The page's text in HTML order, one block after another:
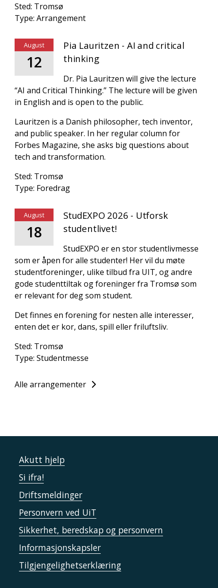
Sted: Tromsø
Type: Arrangement
August
12
Pia Lauritzen - AI and critical
thinking
Dr. Pia Lauritzen will give the lecture
“AI and Critical Thinking.” The lecture will be given
in English and is open to the public.
Lauritzen is a Danish philosopher, tech inventor,
and public speaker. In her regular column for
Forbes Magazine, she asks big questions about
tech and transformation.
Sted: Tromsø
Type: Foredrag
August
18
StudEXPO 2026 - Utforsk
studentlivet!
StudEXPO er en stor studentlivmesse
som er åpen for alle studenter! Her vil du møte
studentforeninger, ulike tilbud fra UIT, og andre
gode studenttiltak og foreninger fra Tromsø som
er relevant for deg som student.
Det finnes en forening for nesten alle interesser,
enten det er kor, dans, spill eller friluftsliv.
Sted: Tromsø
Type: Studentmesse
Alle arrangementer
Akutt hjelp
Si ifra!
Driftsmeldinger
Personvern ved UiT
Sikkerhet, beredskap og personvern
Informasjonskapsler
Tilgjengelighetserklæring